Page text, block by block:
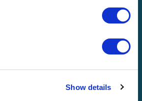
Show details